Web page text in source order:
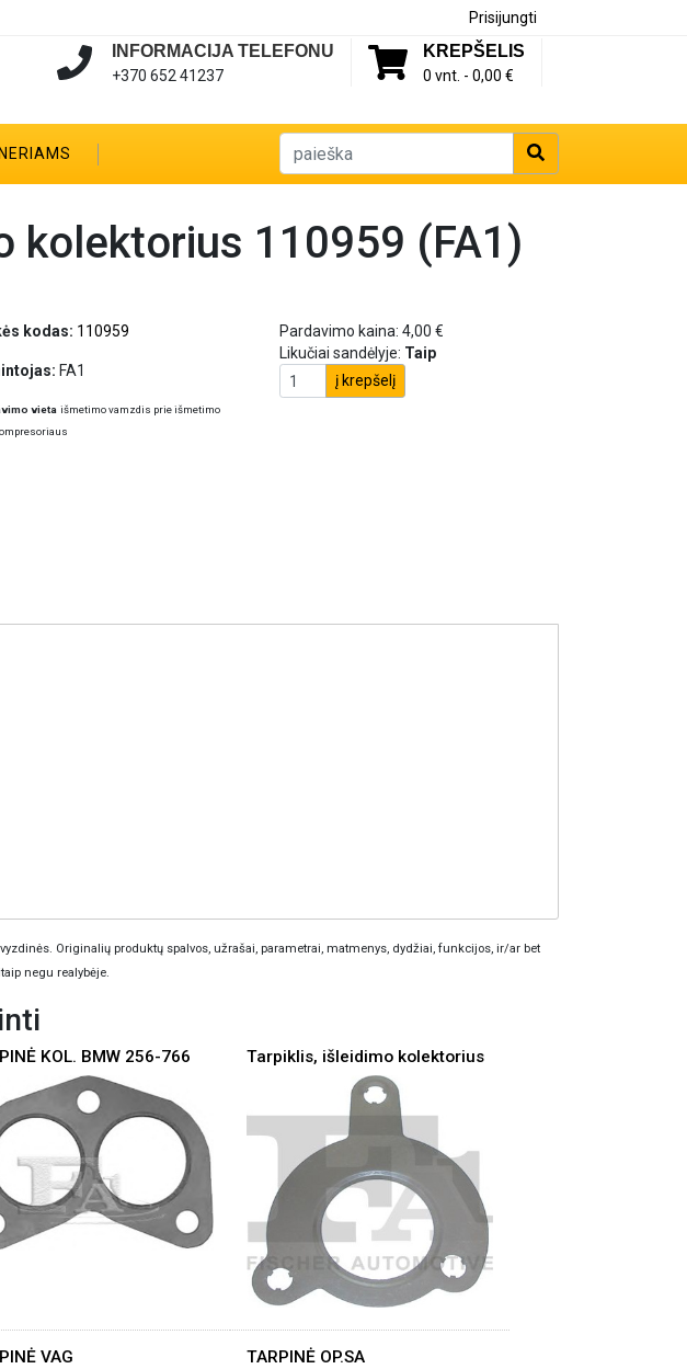
Prisijungti
KREPŠELIS
0 vnt. - 0,00 €
INFORMACIJA TELEFONU
+370 652 41237
kolektorius 110959 (FA1)
kodas: 110959
FA1
vieta išmetimo vamzdis prie išmetimo
Pardavimo kaina: 4,00 €
Likučiai sandėlyje: Taip
į krepšelį
Originalių produktų spalvos, užrašai, parametrai, matmenys, dydžiai, funkcijos, ir/ar bet
negu realybėje.
KOL. BMW 256-766 Tarpiklis, išleidimo kolektorius
VAG TARPINĖ OP.SA